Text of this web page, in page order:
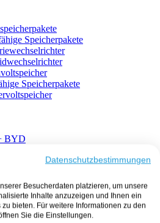
Speicherpakete
Speicherpakete
BYD
+ EcoFlow
+ FENECON
Datenschutzbestimmungen
Besucherdaten platzieren, um unsere
Inhalte anzuzeigen und Ihnen ein
bieten. Für weitere Informationen zu den
Sie die Einstellungen.